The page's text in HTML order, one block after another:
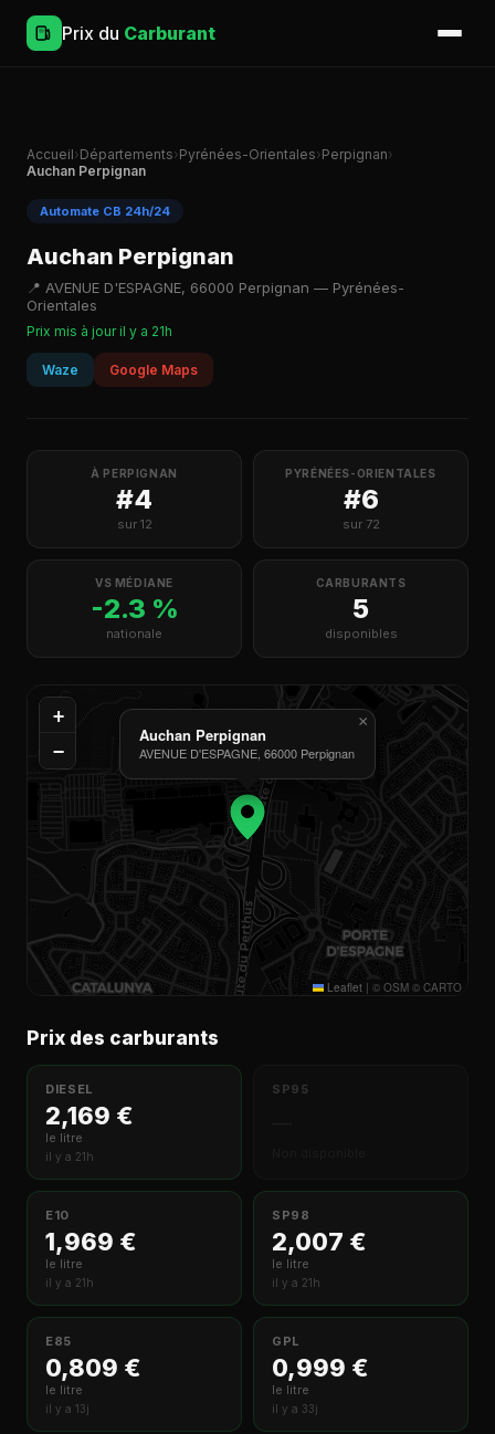
Prix du Carburant
Accueil›Départements›Pyrénées-Orientales›Perpignan›
Auchan Perpignan
Automate CB 24h/24
Auchan Perpignan
📍 AVENUE D'ESPAGNE, 66000 Perpignan — Pyrénées-
Orientales
Prix mis à jour il y a 21h
Waze Google Maps
À PERPIGNAN
#4
sur 12
PYRÉNÉES-ORIENTALES
#6
sur 72
VS MÉDIANE
-2.3 %
nationale
CARBURANTS
5
disponibles
Auchan Perpignan
AVENUE D'ESPAGNE, 66000 Perpignan
×
+
−
Leaflet | © OSM © CARTO
Prix des carburants
DIESEL
2,169 €
le litre
il y a 21h
SP95
E10
1,969 €
le litre
il y a 21h
SP98
2,007 €
le litre
il y a 21h
E85
0,809 €
le litre
il y a 13j
GPL
0,999 €
le litre
il y a 33j